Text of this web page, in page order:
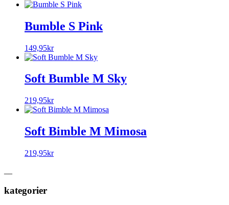
Bumble S Pink
149,95kr
Soft Bumble M Sky
219,95kr
Soft Bimble M Mimosa
219,95kr
kategorier